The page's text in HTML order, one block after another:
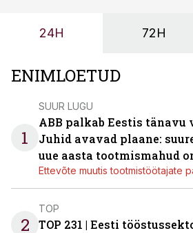
24H 72H
ENIMLOETUD
1
SUUR LUGU
ABB palkab Eestis tänavu
Juhid avavad plaane:
uue aasta tootmismahud
Ettevõte muutis tootmistöötajate
2
TOP
TOP 231 | Eesti